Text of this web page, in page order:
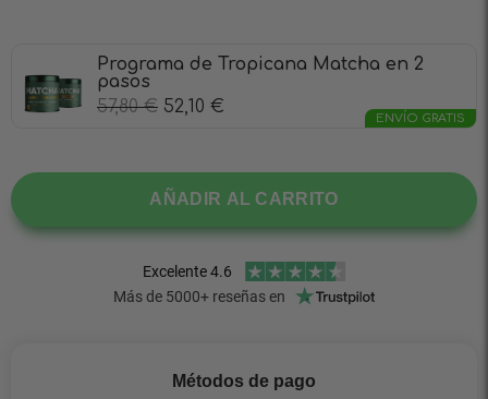
Programa de Tropicana Matcha en 2
pasos
57,80€ 52,10 €
ENVÍO GRATIS
AÑADIR AL CARRITO
Métodos de pago